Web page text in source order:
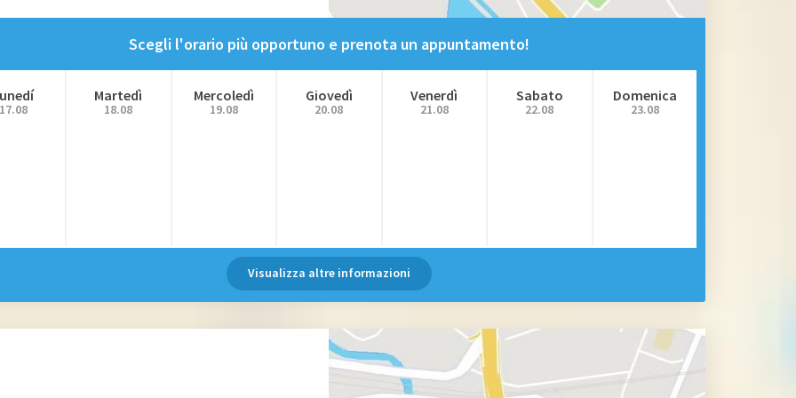
Scegli l'orario più opportuno e prenota un appuntamento!
Martedì
18.08
Mercoledì
19.08
Giovedì
20.08
Venerdì
21.08
Sabato
22.08
Domenica
23.08
Visualizza altre informazioni